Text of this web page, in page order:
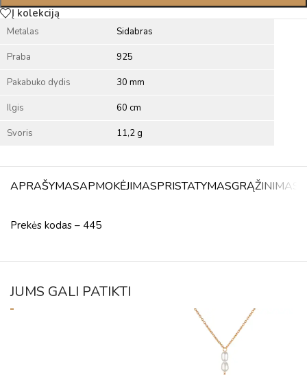
Į kolekciją
Metalas Sidabras
Praba 925
Pakabuko dydis 30 mm
Ilgis 60 cm
Svoris 11,2 g
APRAŠYMASAPMOKĖJIMASPRISTATYMASGRĄŽINIMAS
Prekės kodas – 445
JUMS GALI PATIKTI